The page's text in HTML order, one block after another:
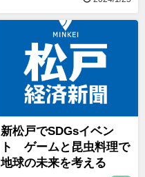
新松戸でSDGsイベン
ト ゲームと昆虫料理で
地球の未来を考える